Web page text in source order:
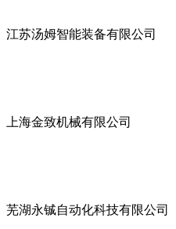
江苏汤姆智能装备有限公司
上海金致机械有限公司
芜湖永铖自动化科技有限公司